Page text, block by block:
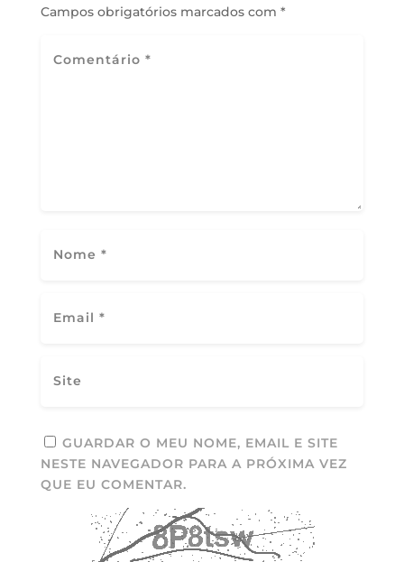
Campos obrigatórios marcados com *
GUARDAR O MEU NOME, EMAIL E SITE
NESTE NAVEGADOR PARA A PRÓXIMA VEZ
QUE EU COMENTAR.